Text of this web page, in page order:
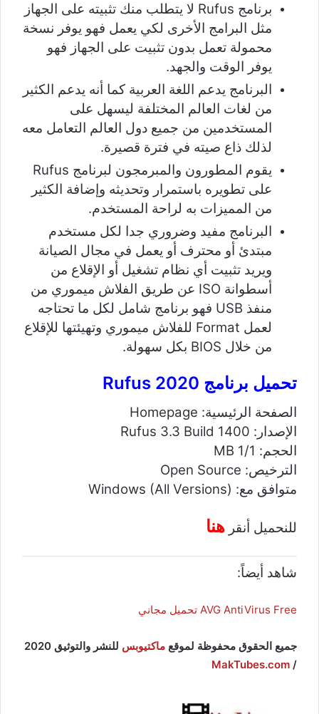
برنامج Rufus لا يتطلب منك تثبيته على الجهاز
مثل البرامج الأخرى لكي يعمل فهو يوفر نسخة
محمولة تعمل بدون تثبيت على الجهاز فهو
يوفر الوقت والجهد.
البرنامج يدعم اللغة العربية كما أنه يدعم الكثير
من لغات العالم المختلفة ليسهل على
المستخدمين من جميع دول العالم التعامل معه
لذلك ذاع صيته في فترة قصيرة.
يقوم المطورون والمبرمجون لبرنامج Rufus
على تطويره باستمرار وتحديثه وإضافة الكثير
من المميزات به لراحة المستخدم.
البرنامج مفيد وضروري جدا لكل مستخدم
مبتدئ أو محترف أو يعمل في مجال الصيانة
ويريد تثبيت أي نظام تشغيل أو الإقلاع من
أسطوانة ISO عن طريق الفلاش ميموري من
منفذ USB فهو برنامج شامل لكل ما تحتاجه
لعمل Format للفلاش ميموري وتهيئتها للإقلاع
من خلال BIOS بكل سهولة.
تحميل برنامج 2020 Rufus
الصفحة الرئيسية: Homepage
الإصدار: Rufus 3.3 Build 1400
الحجم: 1/1 MB
الترخيص: Open Source
متوافق مع: (Windows (All Versions
للنحميل أنقر هنا
شاهد أيضاً:
AVG AntiVirus Free تحميل مجاني
جميع الحقوق محفوظة لموقع ماكتيوبس
للنشر والتوثيق 2020
/
MakTubes.com